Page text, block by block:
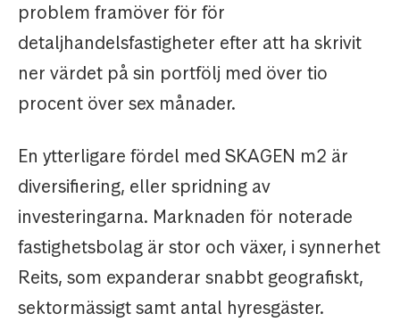
problem framöver för för
detaljhandelsfastigheter efter att ha skrivit
ner värdet på sin portfölj med över tio
procent över sex månader.
En ytterligare fördel med SKAGEN m2 är
diversifiering, eller spridning av
investeringarna. Marknaden för noterade
fastighetsbolag är stor och växer, i synnerhet
Reits, som expanderar snabbt geografiskt,
sektormässigt samt antal hyresgäster.